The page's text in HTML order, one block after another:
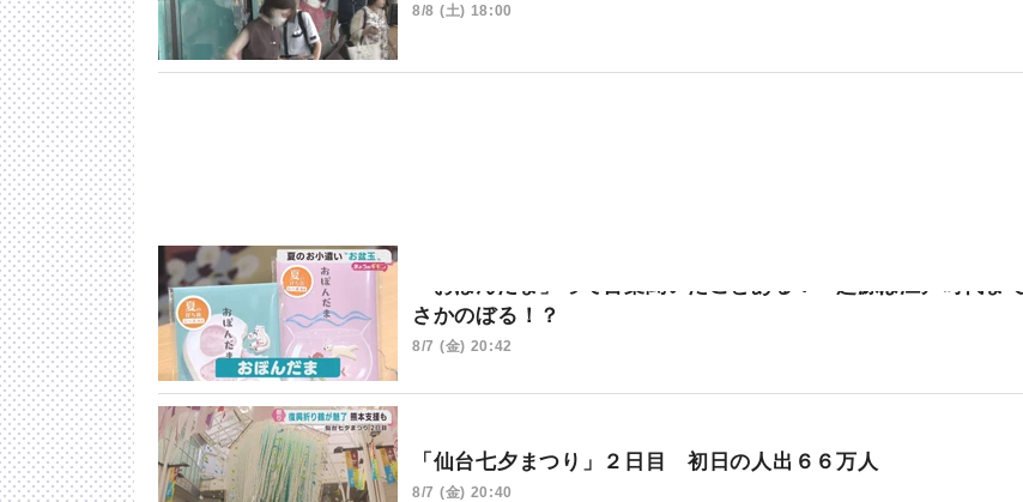
8/8 (土) 18:00
「おぼんだま」って言葉聞いたことある？ 起源は江戸時代まで
さかのぼる！？
8/7 (金) 20:42
「仙台七夕まつり」２日目 初日の人出６６万人
8/7 (金) 20:40